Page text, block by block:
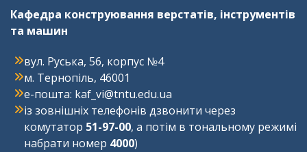
Кафедра конструювання верстатів, інструментів
та машин
вул. Руська, 56, корпус №4
м. Тернопіль, 46001
e-пошта: kaf_vi@tntu.edu.ua
із зовнішніх телефонів дзвонити через
комутатор 51-97-00, а потім в тональному режимі
набрати номер 4000)